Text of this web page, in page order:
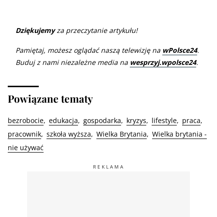
Dziękujemyza przeczytanie artykułu!
Pamiętaj, możesz oglądać naszą telewizję na wPolsce24.
Buduj z nami niezależne media na wesprzyj.wpolsce24.
Powiązane tematy
bezrobocie edukacja gospodarka kryzys lifestyle
praca
pracownik szkoła wyższa Wielka Brytania
Wielka brytania -
nie używać